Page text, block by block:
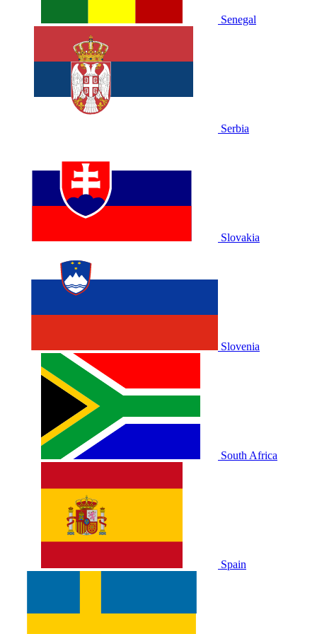
Senegal
Serbia
Slovakia
Slovenia
South Africa
Spain